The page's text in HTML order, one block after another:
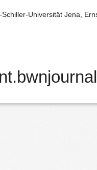
Universität Jena,